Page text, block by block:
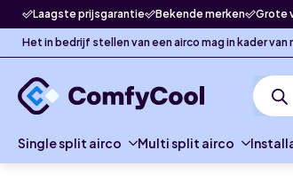
Laagste prijsgarantie Bekende merken Grote
Het in bedrijf stellen van een airco mag in kader
Single split airco Multi split airco